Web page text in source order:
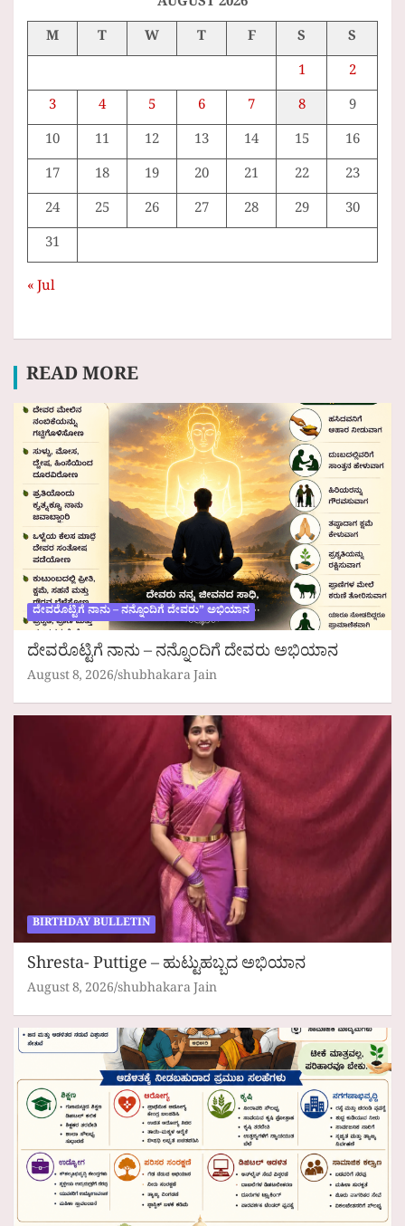
M
T W T F S
S
1
2
3
4 5 6 7 8
9
10
11 12 13 14 15
16
17
18 19 20 21 22
23
24
25 26 27 28 29
30
31
« Jul
READ MORE
ದೇವರೊಟ್ಟಿಗೆ ನಾನು – ನನ್ನೊಂದಿಗೆ ದೇವರು” ಅಭಿಯಾನ
ದೇವರೊಟ್ಟಿಗೆ ನಾನು – ನನ್ನೊಂದಿಗೆ ದೇವರು ಅಭಿಯಾನ
August 8, 2026 shubhakara Jain
BIRTHDAY BULLETIN
Shresta- Puttige – ಹುಟ್ಟುಹಬ್ಬದ ಅಭಿಯಾನ
August 8, 2026 shubhakara Jain